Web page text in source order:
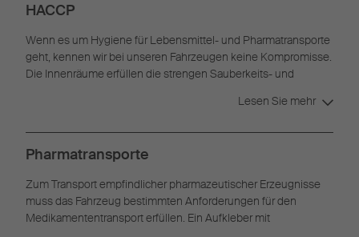
HACCP
Wenn es um Hygiene für Lebensmittel- und Pharmatransporte
geht, kennen wir bei unseren Fahrzeugen keine Kompromisse.
Die Innenräume erfüllen die strengen Sauberkeits- und
Lesen Sie mehr
Pharmatransporte
Zum Transport empfindlicher pharmazeutischer Erzeugnisse
muss das Fahrzeug bestimmten Anforderungen für den
Medikamententransport erfüllen. Ein Aufkleber mit